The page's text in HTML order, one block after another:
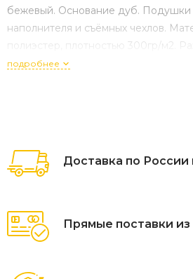
бежевый. Основание дуб. Подушки
наполнителя и съёмных чехлов.
полиэстер, плотностью 300гр/м2.
модуля: 1480×850×790 мм.
подробнее
Доставка по
Прямые поставки